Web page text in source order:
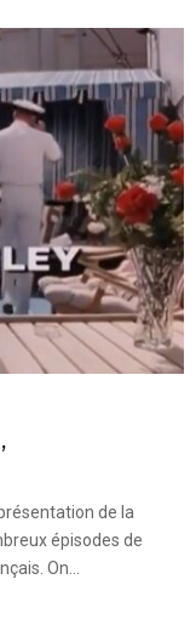
de la
épisodes de
On...